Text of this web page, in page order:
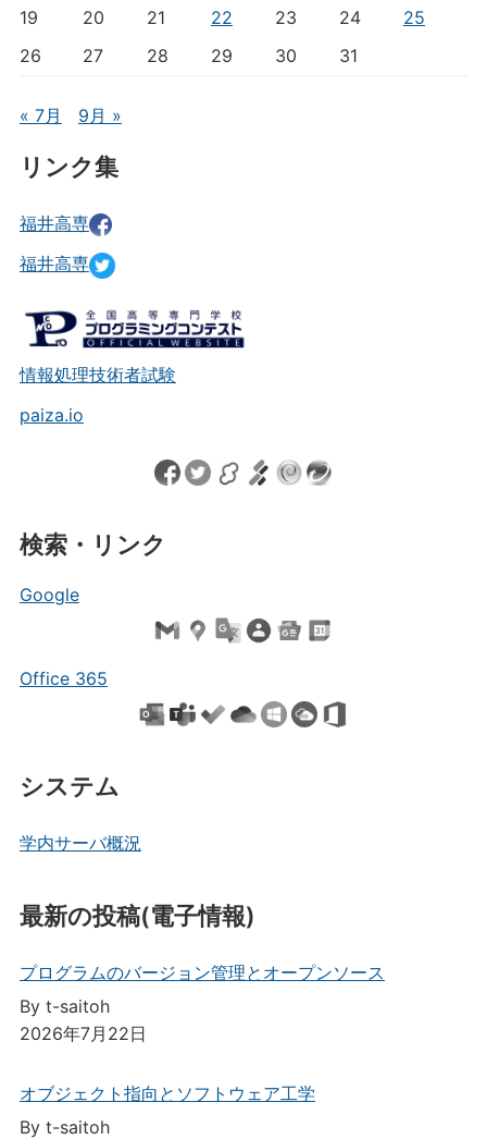
19
20 21 22 23 24
25
26
27 28 29 30 31
« 7月 9月 »
リンク集
福井高専
福井高専
情報処理技術者試験
paiza.io
検索・リンク
Google
Office 365
システム
学内サーバ概況
最新の投稿(電子情報)
プログラムのバージョン管理とオープンソース
By t-saitoh
2026年7月22日
オブジェクト指向とソフトウェア工学
By t-saitoh